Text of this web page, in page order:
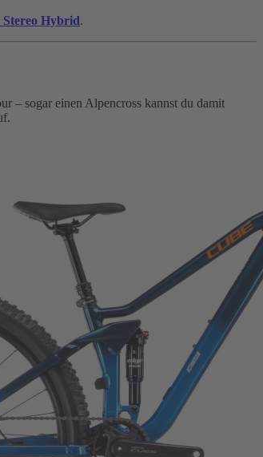
Hybrid.
– sogar einen Alpencross kannst du damit